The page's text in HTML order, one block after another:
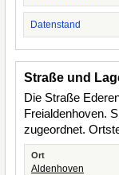
Datenstand
Straße und
Die Straße
Freialdenhoven.
zugeordnet.
Ort
Aldenhoven